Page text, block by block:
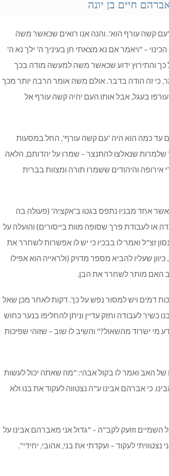
חיים בן יונה
קשה עורף הוא'. והנה אנו רואים שכאשר משה
– "ויאמר אם נא מצאתי חן בעיניך ה' ילך נא ה'
כך והתירוץ ידוע שכאשר משה למעשה מודה בכך
כי זה הודה בדבר. אולם משה אומר הרבה יותר מכך
בעגל, אבל אותו העם יהיה קשה עורף אל
עד כמה הוא היה 'עם קשה עורף', החל במסעות
שנאלצו להתנצר – שמרו על יהדותם, הלאה
והיהודים ששמרו תורה ומצוות בברית
אחד מבניו נתפס בגטו ב'אקציה' (פעולה בה
או לעבודת פרך שסופה מוות בייסורים) והועלה על
זצ"ל ואמר לו בבכיו כי יש לו אפשרות לשחרר את
שעליו להביא מספר מדויק (ולראייה הוא אפילו
האם מותר לשחרר את הבן.
דמים ויש למסור נפש על כך. דקות לאחר מכן שאל
לעבודה וחזק עדיין וניתן להחליפו בנער כחוש
מי ישרוד מהשאול?" והשיב לו שוב – שזוהי שפיכות
האב ואמר לו בקול אבהי: "מה שאתה יכול לעשות
כי אברהם אבינו ע"ה נצטווה לעקוד את בנו ולא
השמיים וזועק לקב"ה – "גדול אני מאברהם אבינו על
לעקוד – ועקדתי את בני, אהובי, יחידי".